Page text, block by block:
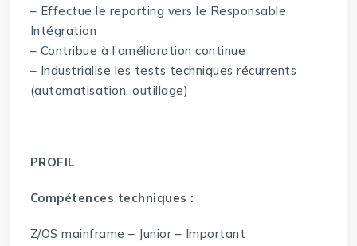
– Effectue le reporting vers le Responsable
Intégration
– Contribue à l’amélioration continue
– Industrialise les tests techniques récurrents
(automatisation, outillage)
PROFIL
Compétences techniques :
Z/OS mainframe – Junior – Important